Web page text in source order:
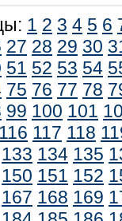
1 2 3 4 5 6
27 28 29 30
51 52 53 54
75 76 77 78
99 100 101
116 117 118
133 134 135
150 151 152
167 168 169